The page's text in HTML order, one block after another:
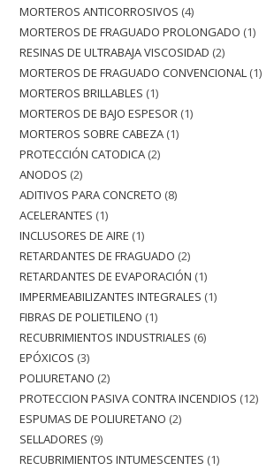
MORTEROS ANTICORROSIVOS 4
MORTEROS DE FRAGUADO PROLONGADO 1
RESINAS DE ULTRABAJA VISCOSIDAD 2
MORTEROS DE FRAGUADO CONVENCIONAL 1
MORTEROS BRILLABLES 1
MORTEROS DE BAJO ESPESOR 1
MORTEROS SOBRE CABEZA 1
PROTECCIÓN CATODICA 2
ANODOS 2
ADITIVOS PARA CONCRETO 8
ACELERANTES 1
INCLUSORES DE AIRE 1
RETARDANTES DE FRAGUADO 2
RETARDANTES DE EVAPORACIÓN 1
IMPERMEABILIZANTES INTEGRALES 1
FIBRAS DE POLIETILENO 1
RECUBRIMIENTOS INDUSTRIALES 6
EPÓXICOS 3
POLIURETANO 2
PROTECCION PASIVA CONTRA INCENDIOS 12
ESPUMAS DE POLIURETANO 2
SELLADORES 9
RECUBRIMIENTOS INTUMESCENTES 1